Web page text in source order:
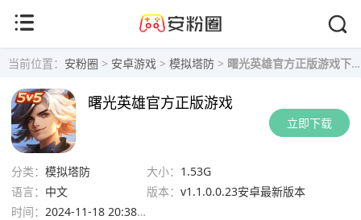
当前位置： 安粉圈 > 安卓游戏 > 模拟塔防 > 曙光英雄官方正版游戏下载-曙光英雄手机版v1.1.0.0.23下载
立即下载
曙光英雄官方正版游戏
分类： 模拟塔防 大小： 1.53G
语言： 中文 版本： v1.1.0.0.23安卓最新版本
时间： 2024-11-18 20:38:43